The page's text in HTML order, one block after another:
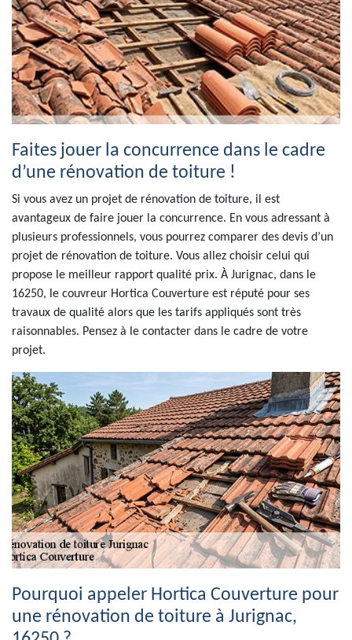
Faites jouer la concurrence dans le cadre
d’une rénovation de toiture !
Si vous avez un projet de rénovation de toiture, il est
avantageux de faire jouer la concurrence. En vous adressant à
plusieurs professionnels, vous pourrez comparer des devis d’un
projet de rénovation de toiture. Vous allez choisir celui qui
propose le meilleur rapport qualité prix. À Jurignac, dans le
16250, le couvreur Hortica Couverture est réputé pour ses
travaux de qualité alors que les tarifs appliqués sont très
raisonnables. Pensez à le contacter dans le cadre de votre
projet.
Pourquoi appeler Hortica Couverture pour
une rénovation de toiture à Jurignac,